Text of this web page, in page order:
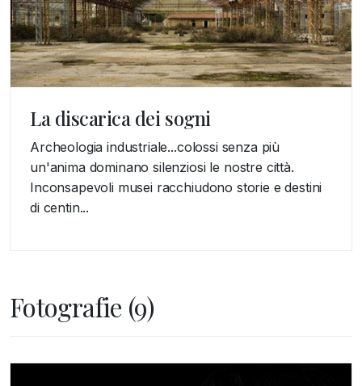
La discarica dei sogni
Archeologia industriale...colossi senza più
un'anima dominano silenziosi le nostre città.
Inconsapevoli musei racchiudono storie e destini
di centin...
Fotografie (9)